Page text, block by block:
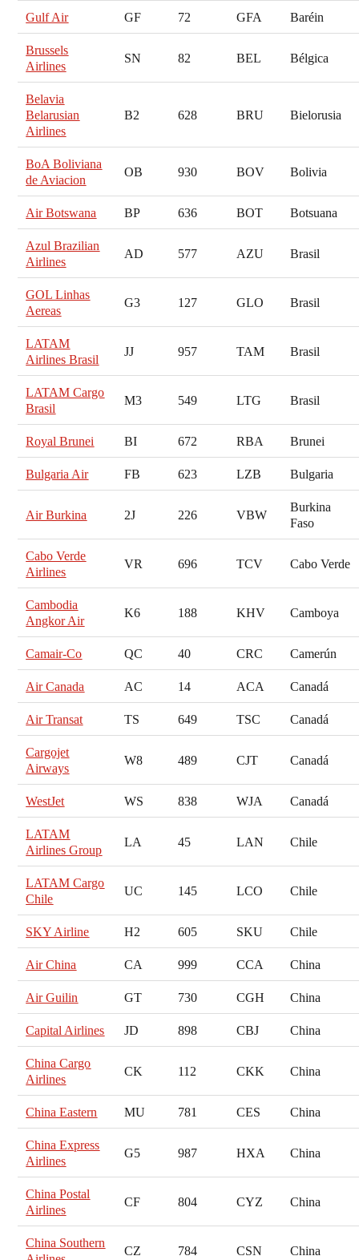
Gulf Air GF 72 GFA Baréin
Brussels
Airlines
SN 82 BEL Bélgica
Belavia
Belarusian
Airlines
B2 628 BRU Bielorusia
BoA Boliviana
de Aviacion
OB 930 BOV Bolivia
Air Botswana BP 636 BOT Botsuana
Azul Brazilian
Airlines
AD 577 AZU Brasil
GOL Linhas
Aereas
G3 127 GLO Brasil
LATAM
Airlines Brasil
JJ 957 TAM Brasil
LATAM Cargo
Brasil
M3 549 LTG Brasil
Royal Brunei BI 672 RBA Brunei
Bulgaria Air FB 623 LZB Bulgaria
Air Burkina 2J 226 VBW
Burkina
Faso
Cabo Verde
Airlines
VR 696 TCV Cabo Verde
Cambodia
Angkor Air
K6 188 KHV Camboya
Camair-Co QC 40 CRC Camerún
Air Canada AC 14 ACA Canadá
Air Transat TS 649 TSC Canadá
Cargojet
Airways
W8 489 CJT Canadá
WestJet WS 838 WJA Canadá
LATAM
Airlines Group
LA 45 LAN Chile
LATAM Cargo
Chile
UC 145 LCO Chile
SKY Airline H2 605 SKU Chile
Air China CA 999 CCA China
Air Guilin GT 730 CGH China
Capital Airlines JD 898 CBJ China
China Cargo
Airlines
CK 112 CKK China
China Eastern MU 781 CES China
China Express
Airlines
G5 987 HXA China
China Postal
Airlines
CF 804 CYZ China
China Southern
CZ 784 CSN China